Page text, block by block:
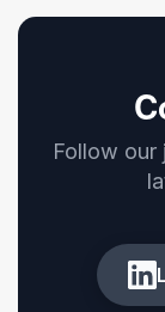
Follow our